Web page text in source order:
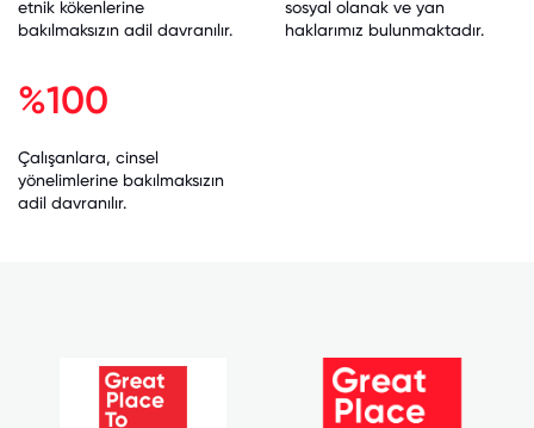
etnik kökenlerine
bakılmaksızın adil davranılır.
sosyal olanak ve yan
haklarımız bulunmaktadır.
%100
Çalışanlara, cinsel
yönelimlerine bakılmaksızın
adil davranılır.